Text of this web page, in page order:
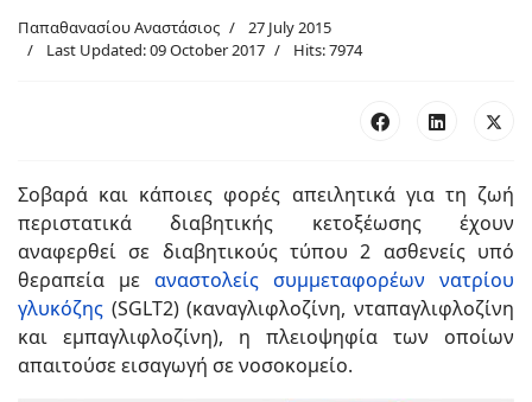
Παπαθανασίου Αναστάσιος
27 July 2015
Last Updated: 09 October 2017
Hits: 7974
Σοβαρά και κάποιες φορές απειλητικά για τη ζωή
περιστατικά διαβητικής κετοξέωσης έχουν
αναφερθεί σε διαβητικούς τύπου 2 ασθενείς υπό
θεραπεία με αναστολείς συμμεταφορέων νατρίου
γλυκόζης (SGLT2) (καναγλιφλοζίνη, νταπαγλιφλοζίνη
και εμπαγλιφλοζίνη), η πλειοψηφία των οποίων
απαιτούσε εισαγωγή σε νοσοκομείο.